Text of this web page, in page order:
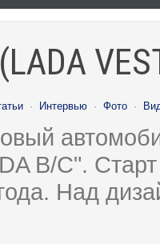
· Интервью · Фото ·
B/C".
Над